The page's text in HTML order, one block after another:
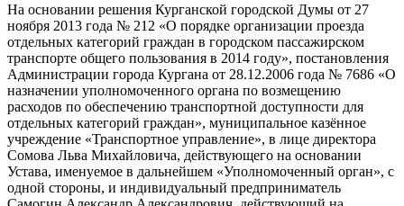
На основании решения Курганской городской Думы от 27
ноября 2013 года № 212 «О порядке организации проезда
отдельных категорий граждан в городском пассажирском
транспорте общего пользования в 2014 году», постановления
Администрации города Кургана от 28.12.2006 года № 7686 «О
назначении уполномоченного органа по возмещению
расходов по обеспечению транспортной доступности для
отдельных категорий граждан», муниципальное казённое
учреждение «Транспортное управление», в лице директора
Сомова Льва Михайловича, действующего на основании
Устава, именуемое в дальнейшем «Уполномоченный орган», с
одной стороны, и индивидуальный предприниматель